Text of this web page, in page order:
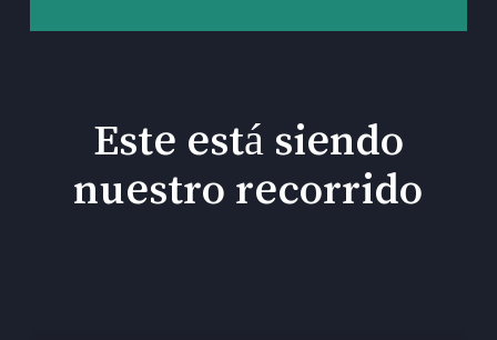
Este está siendo
nuestro recorrido